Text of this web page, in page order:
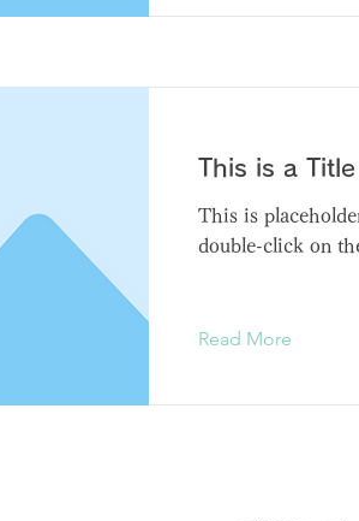
This is a
This is
double-click on
Read More